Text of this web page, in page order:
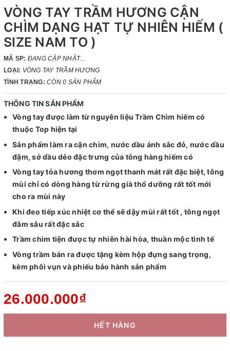
VÒNG TAY TRẦM HƯƠNG CẬN
CHÌM DẠNG HẠT TỰ NHIÊN HIẾM (
SIZE NAM TO )
MÃ SP: ĐANG CẬP NHẬT...
LOẠI: VÒNG TAY TRẦM HƯƠNG
TÌNH TRẠNG: CÒN 0 SẢN PHẨM
THÔNG TIN SẢN PHẨM
Vòng tay được làm từ nguyên liệu Trầm Chìm hiếm có
thuộc Top hiện tại
Sản phẩm làm ra cận chìm, nước dầu ánh sắc đỏ, nước dầu
đậm, sớ dầu dẻo đặc trưng của tông hàng hiếm có
Vòng tay tỏa hương thơm ngọt thanh mát rất đặc biệt, tông
mùi chỉ có dòng hàng từ rừng già thổ dưỡng rất tốt mới
cho ra mùi này
Khi đeo tiếp xúc nhiệt cơ thể sẽ dậy mùi rất tốt , tông ngọt
đằm sâu rất đặc sắc
Trầm chìm tiện được tự nhiên hài hòa, thuần mộc tinh tế
Vòng trầm bán ra được tặng kèm hộp đựng sang trọng,
kèm phôi vụn và phiếu bảo hành sản phẩm
26.000.000₫
HẾT HÀNG